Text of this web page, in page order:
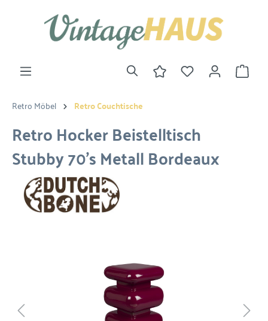
Retro Möbel Retro Couchtische
Retro Hocker Beistelltisch
Stubby 70's Metall Bordeaux